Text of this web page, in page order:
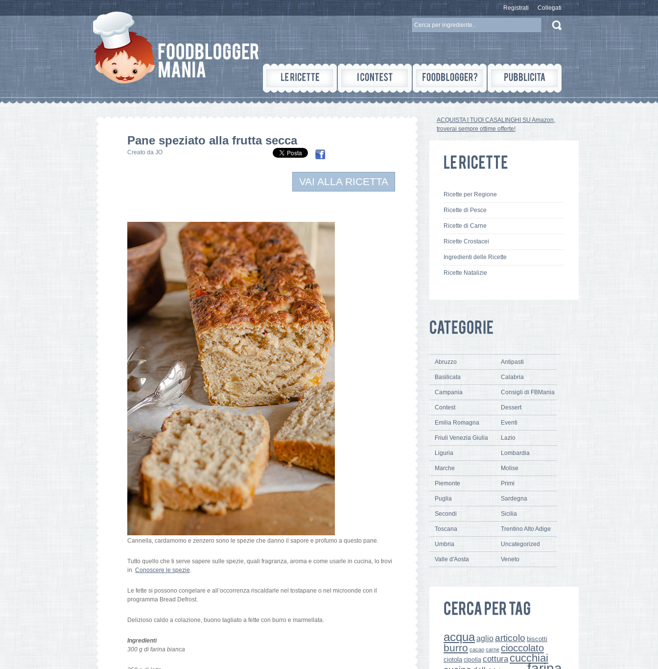
Registrati Collegati
Pane speziato alla frutta secca
Creato da JO
VAI ALLA RICETTA
Cannella, cardamomo e zenzero sono le spezie che danno il sapore e profumo a questo pane.
Tutto quello che ti serve sapere sulle spezie, quali fragranza, aroma e come usarle in cucina, lo trovi
in Conoscere le spezie.
Le fette si possono congelare e all’occorrenza riscaldarle nel tostapane o nel microonde con il
programma Bread Defrost.
Delizioso caldo a colazione, buono tagliato a fette con burro e marmellata.
Ingredienti
300 g di farina bianca
ACQUISTA I TUOI CASALINGHI SU Amazon,
troverai sempre ottime offerte!
Ricette per Regione
Ricette di Pesce
Ricette di Carne
Ricette Crostacei
Ingredienti delle Ricette
Ricette Natalizie
Abruzzo Antipasti
Basilicata Calabria
Campania Consigli di FBMania
Contest Dessert
Emilia Romagna Eventi
Friuli Venezia Giulia Lazio
Liguria Lombardia
Marche Molise
Piemonte Primi
Puglia Sardegna
Secondi Sicilia
Toscana Trentino Alto Adige
Umbria Uncategorized
Valle d'Aosta Veneto
acquaaglio articolo biscotti
burro cacao carne cioccolato
ciotola cipolla cottura cucchiai